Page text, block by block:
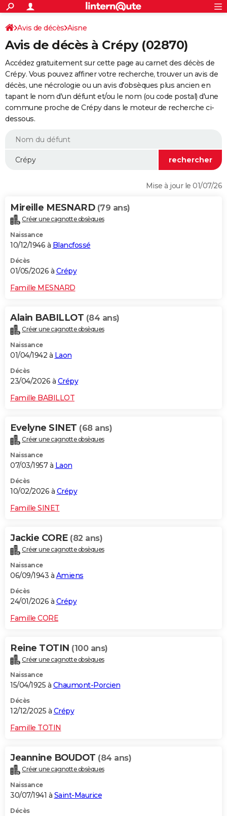
ACTUALITÉS
Politique
Société
Faits Divers
Education
Monde
Villes
+
SPORT
Coupe du monde 2026
Football
Tennis
Cyclisme
Rugby
Forum
Programme TV
TNT
Streaming
Cinéma
Sorties cinéma
Musique
+
FINANCE
Retraite
Epargne
Immobilier
Risques naturels par ville
Assurance
AUTO
Essais
Réserver un essai
Citadines
Berlines
SUV
Forum auto
+
HIGH-TECH
BRICOLAGE
WEEK-END
Alimentation
Guide de la santé
Maladies
Médicaments
Sommeil
VOYAGE
Destinations
City break
Voyage nature
Voyage de noces
Forum
Climat
+PHOTO
GUIDES D'ACHAT
Carte de Noël
Carte Bonne année
Carte Saint-Valentin
Carte Pâques
Carte d'anniversaire
DICTIONNAIRE
Dictionnaire
Biographies
Citations
Expressions
Proverbes
PROGRAMME TV
S'inscrire
Se connecter
Lycées
Collèges
Primaires
Universités
Entreprises
Service militaire
Avis de recherche
AVIS DE DÉCÈS
FORUM
Bricolage
Lifestyle
Culture
Television
Voyage
Avis de décès Aisne
Avis de décès à Crépy (02870)
Accédez gratuitement sur cette page au carnet des décès de
Crépy. Vous pouvez affiner votre recherche, trouver un avis de
décès, une nécrologie ou un avis d'obsèques plus ancien en
tapant le nom d'un défunt et/ou le nom (ou code postal) d'une
commune proche de Crépy dans le moteur de recherche ci-
dessous.
Mise à jour le 01/07/26
Mireille MESNARD (79 ans)
Créer une cagnotte obsèques
Naissance
10/12/1946 à Blancfossé
Décès
01/05/2026 à Crépy
Famille MESNARD
Alain BABILLOT (84 ans)
Créer une cagnotte obsèques
Naissance
01/04/1942 à Laon
Décès
23/04/2026 à Crépy
Famille BABILLOT
Evelyne SINET (68 ans)
Créer une cagnotte obsèques
Naissance
07/03/1957 à Laon
Décès
10/02/2026 à Crépy
Famille SINET
Jackie CORE (82 ans)
Créer une cagnotte obsèques
Naissance
06/09/1943 à Amiens
Décès
24/01/2026 à Crépy
Famille CORE
Reine TOTIN (100 ans)
Créer une cagnotte obsèques
Naissance
15/04/1925 à Chaumont-Porcien
Décès
12/12/2025 à Crépy
Famille TOTIN
Jeannine BOUDOT (84 ans)
Créer une cagnotte obsèques
Naissance
30/07/1941 à Saint-Maurice
Décès